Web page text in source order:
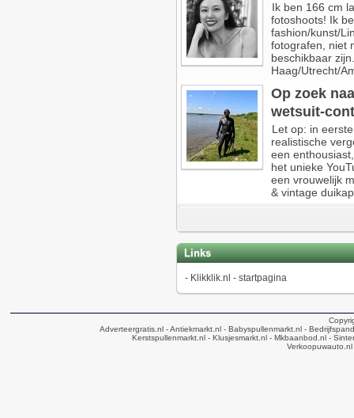
Ik ben 166 cm
fotoshoots! Ik
fashion/kunst/
fotografen, niet
beschikbaar
Haag/Utrecht/
Op zoek
wetsuit-
Let op: in
realistische
een
het unieke
een vrouwelijk
& vintage
Links
- Klikklik.nl - startpagina
Adverteergratis.nl - Antiekmarkt.nl - Babyspullenmarkt.nl -
Kerstspullenmarkt.nl- Klusjesmarkt.nl- Mkbaanbod.nl-
Verkoopuwauto.nl